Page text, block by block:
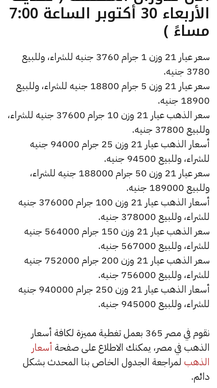
الأربعاء 30 أكتوبر الساعة 7:00
مساءً )
سعر عيار 21 وزن 1 جرام 3760 جنيه للشراء، وللبيع
3780 جنيه.
سعر عيار 21 وزن 5 جرام 18800 جنيه للشراء، وللبيع
18900 جنيه.
سعر الذهب عيار 21 وزن 10 جرام 37600 جنيه للشراء،
وللبيع 37800 جنيه.
أسعار الذهب عيار 21 وزن 25 جرام 94000 جنيه
للشراء، وللبيع 94500 جنيه.
سعر عيار 21 وزن 50 جرام 188000 جنيه للشراء،
وللبيع 189000 جنيه.
أسعار الذهب عيار 21 وزن 100 جرام 376000 جنيه
للشراء، وللبيع 378000 جنيه.
سعر الذهب عيار 21 وزن 150 جرام 564000 جنيه
للشراء، وللبيع 567000 جنيه.
سعر الذهب عيار 21 وزن 200 جرام 752000 جنيه
للشراء، وللبيع 756000 جنيه.
أسعار الذهب عيار 21 وزن 250 جرام 940000 جنيه
للشراء، وللبيع 945000 جنيه.
نقوم في مصر 365 بعمل تغطية مميزة لكافة أسعار
الذهب في مصر، يمكنك الاطلاع على صفحة أسعار
الذهب لمراجعة الجدول الخاص بنا المحدث بشكل
دائم.